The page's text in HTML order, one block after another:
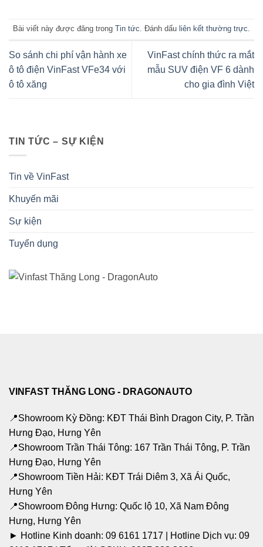
Bài viết này được đăng trong Tin tức . Đánh dấu liên kết thường trực
So sánh chi phí vận hành xe
ô tô điện VinFast VFe34 với
ô tô xăng
VinFast chính thức ra mắt
mẫu SUV điện VF 6 dành
cho gia đình Việt
TIN TỨC – SỰ KIỆN
Tin về VinFast
Khuyến mãi
Sự kiện
Tuyển dụng
VINFAST THĂNG LONG - DRAGONAUTO
📍Showroom Kỳ Đồng: KĐT Thái Bình Dragon City, P. Trần
Hưng Đạo, Hưng Yên
📍Showroom Trần Thái Tông: 167 Trần Thái Tông, P. Trần
Hưng Đạo, Hưng Yên
📍Showroom Tiền Hải: KĐT Trái Diêm 3, Xã Ái Quốc,
Hưng Yên
📍Showroom Đông Hưng: Quốc lộ 10, Xã Nam Đông
Hưng, Hưng Yên
► Hotline Kinh doanh: 09 6161 1717 | Hotline Dịch vụ: 09